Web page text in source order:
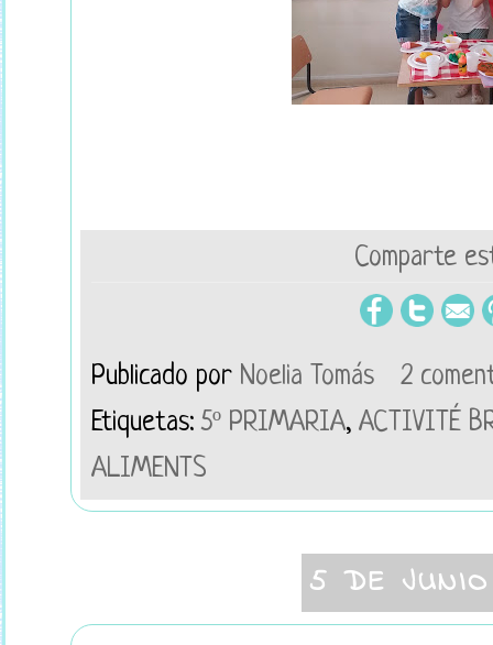
Comparte
Publicado por Noelia Tomás
2
Etiquetas:5º PRIMARIA, ACTIVITÉ
ALIMENTS
5 DE